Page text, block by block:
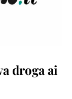
droga ai